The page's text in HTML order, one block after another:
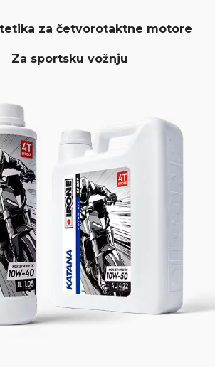
za četvorotaktne motore
Za sportsku vožnju